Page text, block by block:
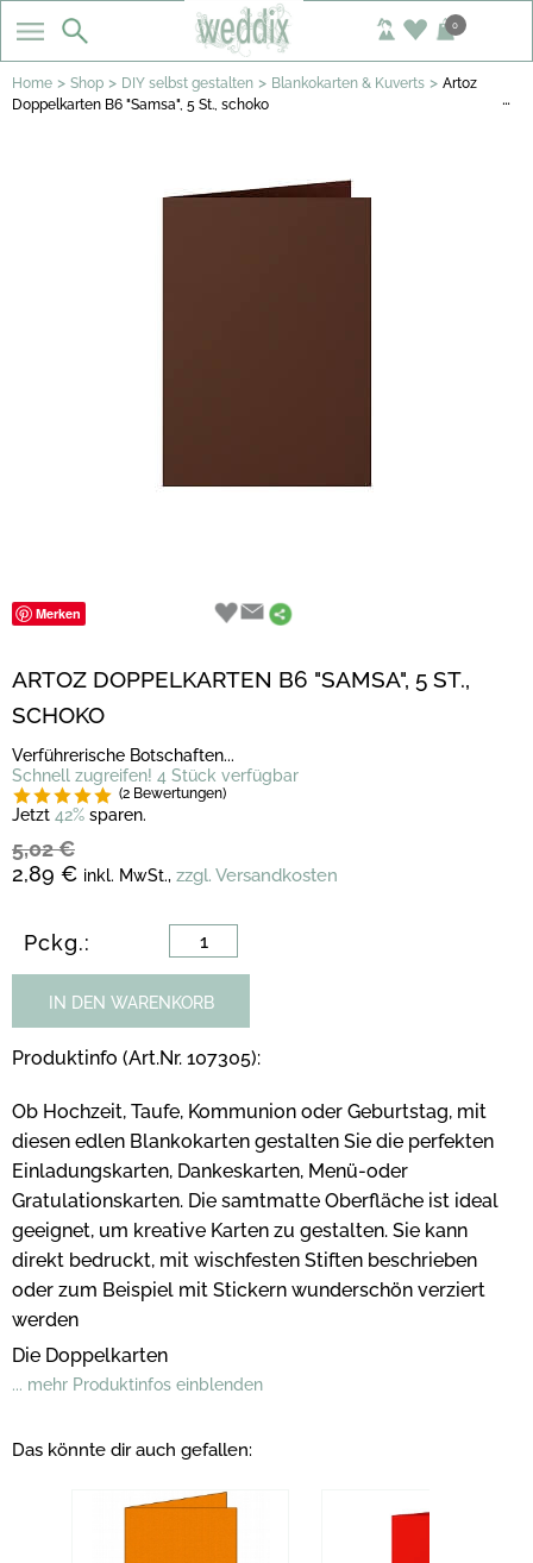
0
Home > Shop > DIY selbst gestalten > Blankokarten & Kuverts > Artoz
Doppelkarten B6 "Samsa", 5 St., schoko
…
Merken
ARTOZ DOPPELKARTEN B6 "SAMSA", 5 ST.,
SCHOKO
Verführerische Botschaften...
Schnell zugreifen! 4 Stück verfügbar
(2 Bewertungen)
Jetzt 42% sparen.
5,02 €
2,89 € inkl. MwSt., zzgl. Versandkosten
Pckg.:
IN DEN WARENKORB
Produktinfo (Art.Nr. 107305):
Ob Hochzeit, Taufe, Kommunion oder Geburtstag, mit
diesen edlen Blankokarten gestalten Sie die perfekten
Einladungskarten, Dankeskarten, Menü-oder
Gratulationskarten. Die samtmatte Oberfläche ist ideal
geeignet, um kreative Karten zu gestalten. Sie kann
direkt bedruckt, mit wischfesten Stiften beschrieben
oder zum Beispiel mit Stickern wunderschön verziert
werden
Die Doppelkarten
... mehr Produktinfos einblenden
Das könnte dir auch gefallen: